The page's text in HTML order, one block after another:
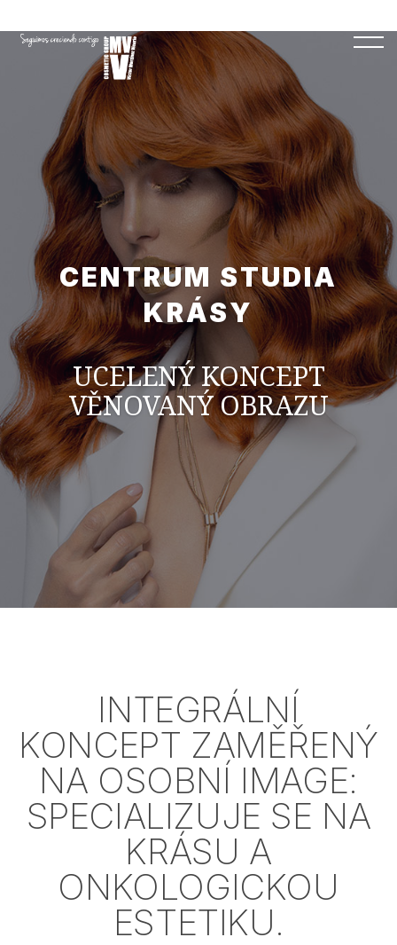
CENTRUM STUDIA
KRÁSY
UCELENÝ KONCEPT
VĚNOVANÝ OBRAZU
INTEGRÁLNÍ
KONCEPT ZAMĚŘENÝ
NA OSOBNÍ IMAGE:
SPECIALIZUJE SE NA
KRÁSU A
ONKOLOGICKOU
ESTETIKU.